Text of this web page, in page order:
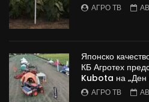
АГРО ТВ
Японско
КБ Агротех
Kubota на „Ден
АГРО ТВ